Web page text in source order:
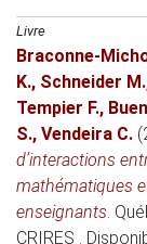
Livre
Braconne-
K., Schneider M.
Tempier F.,
S., Vendeira C.
d’interactions
mathématiques
enseignants.
CRIRES .